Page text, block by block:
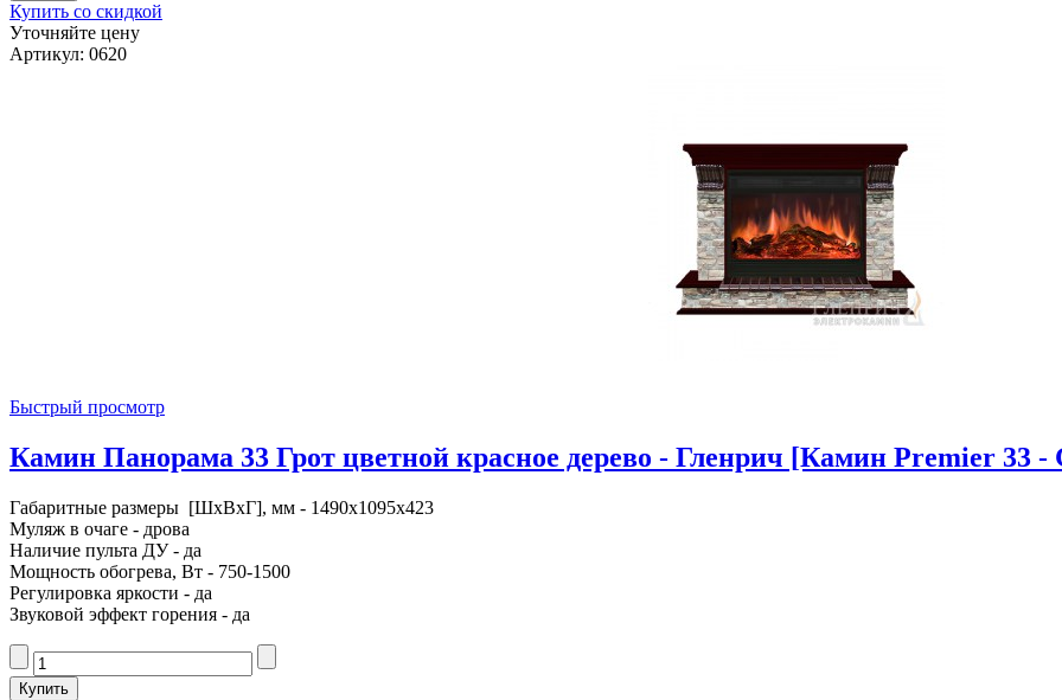
Купить со скидкой
Уточняйте цену
Артикул: 0620
Быстрый просмотр
Камин Панорама 33 Грот цветной красное дерево - Гленрич [Камин Premier 33 -
Габаритные размеры [ШxВxГ], мм - 1490x1095x423
Муляж в очаге - дрова
Наличие пульта ДУ - да
Мощность обогрева, Вт - 750-1500
Регулировка яркости - да
Звуковой эффект горения - да